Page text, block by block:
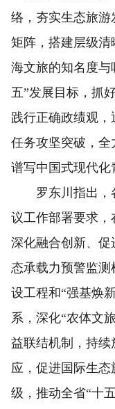
络，夯实生态旅
矩阵，搭建层级
海文旅的知名度与
五”发展目标，抓
践行正确政绩观
任务攻坚突破，全
谱写中国式现代化
罗东川指出，
议工作部署要求，
深化融合创新、促
态承载力预警监
设工程和“强基焕
系，深化“农体文
益联结机制，持续
应，促进国际生
级，推动全省“十